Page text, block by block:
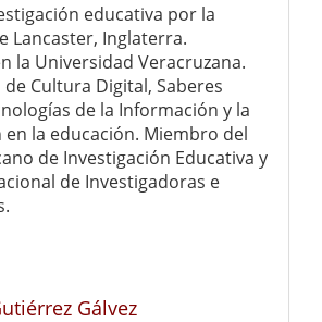
educativa por la
Lancaster, Inglaterra.
la Universidad Veracruzana.
Cultura Digital, Saberes
de la Información y la
en la educación. Miembro del
de Investigación Educativa y
de Investigadoras e
Gálvez